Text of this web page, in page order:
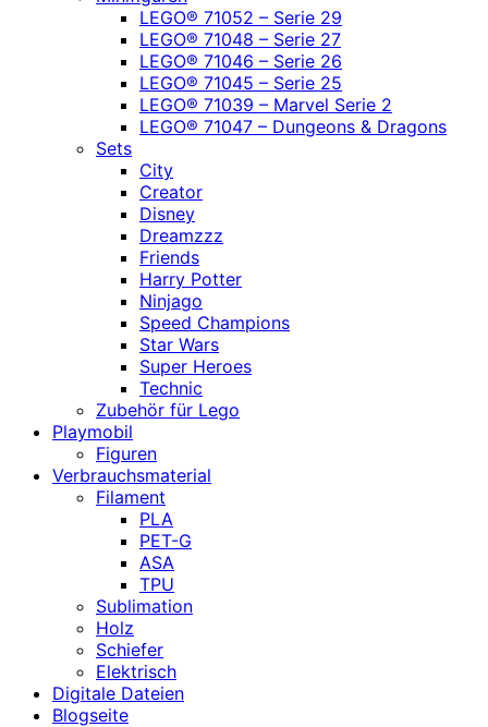
LEGO® 71052 – Serie 29
LEGO® 71048 – Serie 27
LEGO® 71046 – Serie 26
LEGO® 71045 – Serie 25
LEGO® 71039 – Marvel Serie 2
LEGO® 71047 – Dungeons & Dragons
Sets
City
Creator
Disney
Dreamzzz
Friends
Harry Potter
Ninjago
Speed Champions
Star Wars
Super Heroes
Technic
Zubehör für Lego
Playmobil
Figuren
Verbrauchsmaterial
Filament
PLA
PET-G
ASA
TPU
Sublimation
Holz
Schiefer
Elektrisch
Digitale Dateien
Blogseite